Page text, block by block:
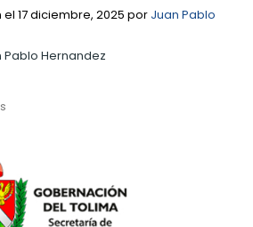
17 diciembre, 2025 por Juan Pablo
Pablo Hernandez